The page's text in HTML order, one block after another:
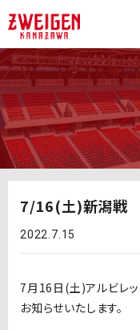
7/16(土)新潟戦
2022.7.15
7月16日(土)アルビレ
お知らせいたします。